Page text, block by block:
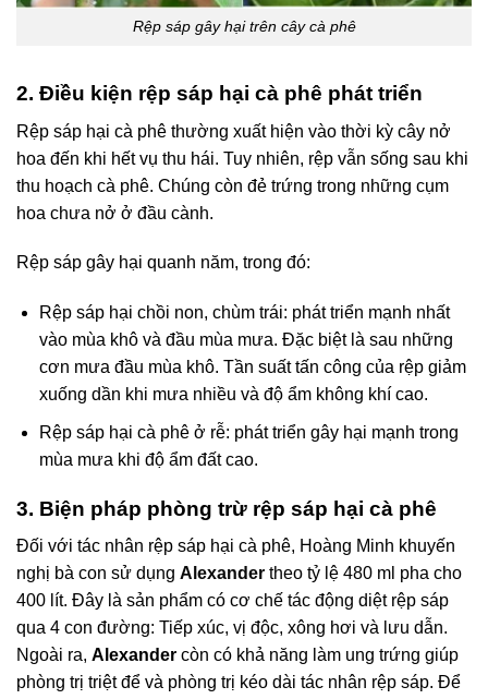
Rệp sáp gây hại trên cây cà phê
2. Điều kiện rệp sáp hại cà phê phát triển
Rệp sáp hại cà phê thường xuất hiện vào thời kỳ cây nở
hoa đến khi hết vụ thu hái. Tuy nhiên, rệp vẫn sống sau khi
thu hoạch cà phê. Chúng còn đẻ trứng trong những cụm
hoa chưa nở ở đầu cành.
Rệp sáp gây hại quanh năm, trong đó:
Rệp sáp hại chồi non, chùm trái: phát triển mạnh nhất
vào mùa khô và đầu mùa mưa. Đặc biệt là sau những
cơn mưa đầu mùa khô. Tần suất tấn công của rệp giảm
xuống dần khi mưa nhiều và độ ẩm không khí cao.
Rệp sáp hại cà phê ở rễ: phát triển gây hại mạnh trong
mùa mưa khi độ ẩm đất cao.
3. Biện pháp phòng trừ rệp sáp hại cà phê
Đối với tác nhân rệp sáp hại cà phê, Hoàng Minh khuyến
nghị bà con sử dụng Alexander theo tỷ lệ 480 ml pha cho
400 lít. Đây là sản phẩm có cơ chế tác động diệt rệp sáp
qua 4 con đường: Tiếp xúc, vị độc, xông hơi và lưu dẫn.
Ngoài ra, Alexander còn có khả năng làm ung trứng giúp
phòng trị triệt để và phòng trị kéo dài tác nhân rệp sáp. Để